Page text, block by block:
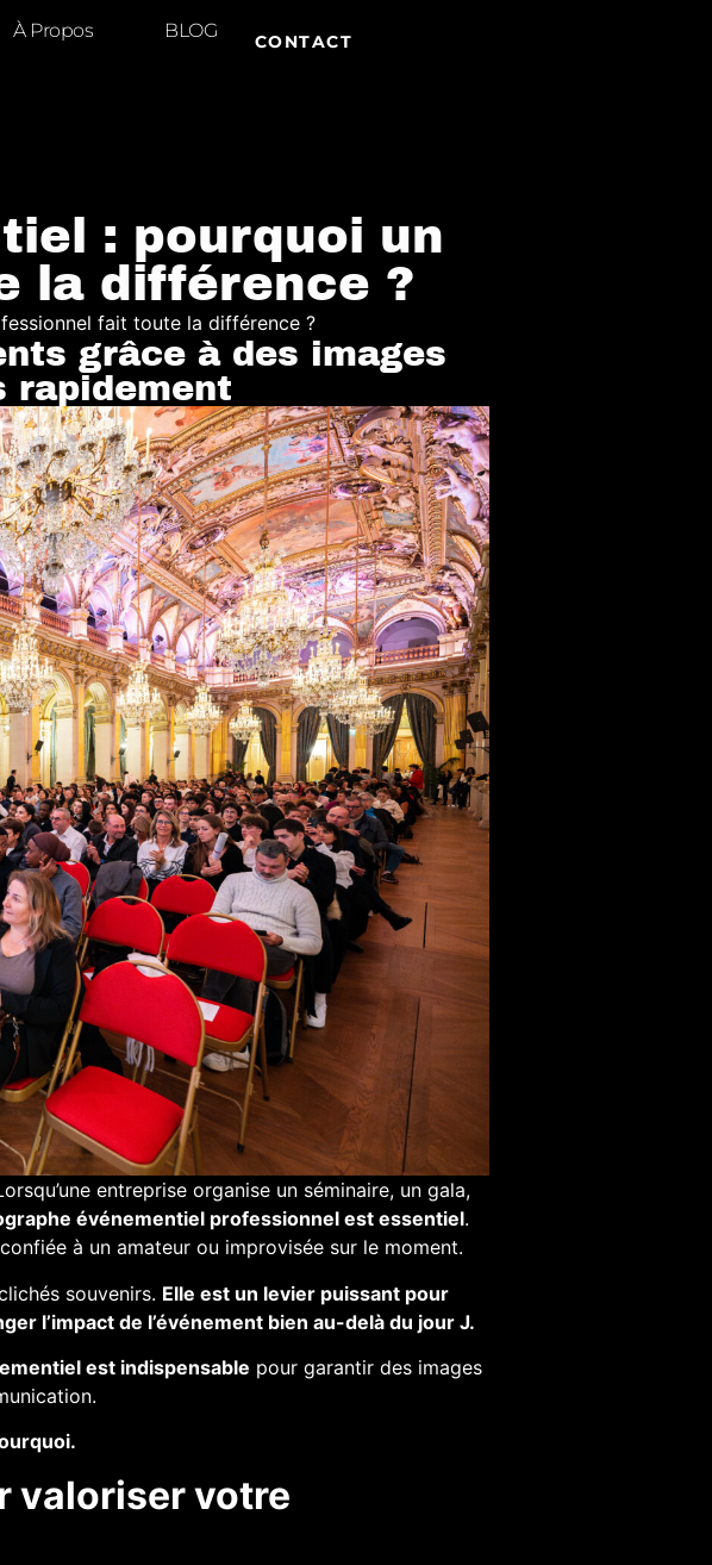
À Propos BLOG CONTACT
: pourquoi un
la différence ?
fait toute la différence ?​
grâce à des images
rapidement
entreprise organise un séminaire, un gala,
événementiel professionnel est essentiel.
à un amateur ou improvisée sur le moment.
souvenirs. Elle est un levier puissant pour
l’impact de l’événement bien au-delà du jour J.
est indispensable pour garantir des images
valoriser votre